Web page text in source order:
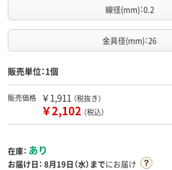
線径(mm)：0.2
金具径(mm)：26
販売単位：1個
販売価格 ￥1,911 （税抜き）
￥2,102 （税込）
在庫： あり
お届け日： 8月19日（水）までにお届け